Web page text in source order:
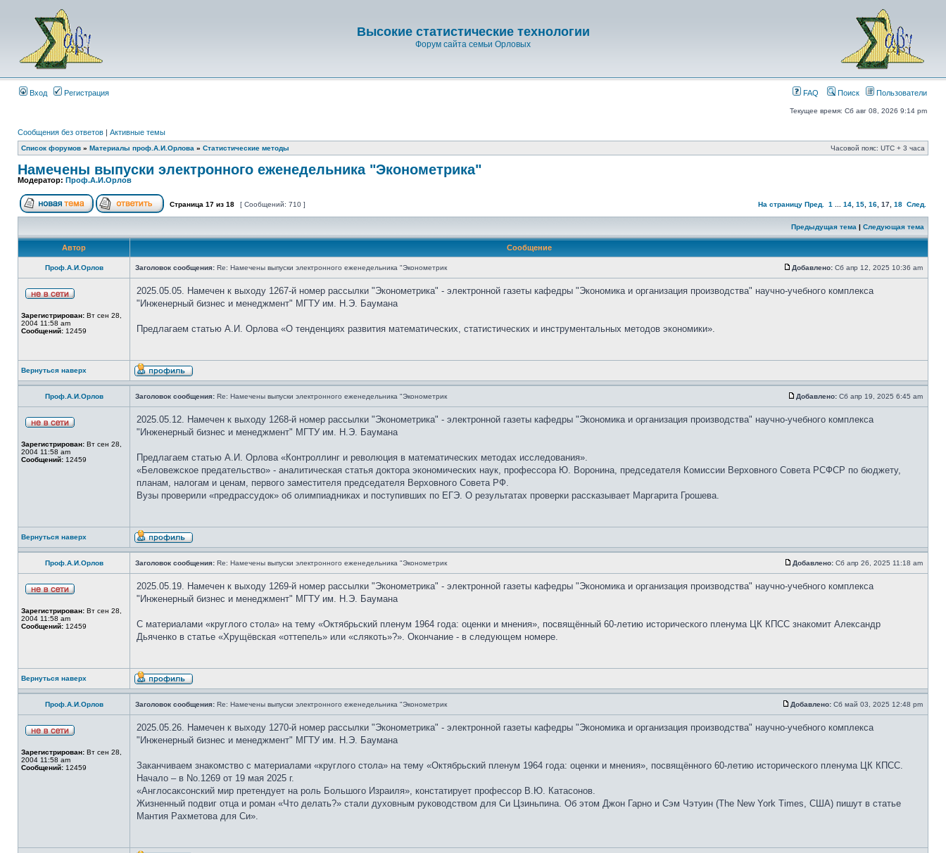
Высокие статистические технологии
Форум сайта семьи Орловых
Вход Регистрация FAQ Поиск Пользователи
Текущее время: Сб авг 08, 2026 9:14 pm
Сообщения без ответов | Активные темы
Список форумов » Материалы проф.А.И.Орлова » Статистические методы Часовой пояс: UTC + 3 часа
Намечены выпуски электронного еженедельника "Эконометрика"
Модератор: Проф.А.И.Орлов
Страница 17 из 18 [ Сообщений: 710 ] На страницу Пред. 1 14 15 16 17 18 След.
Предыдущая тема | Следующая тема
Автор Сообщение
Проф.А.И.Орлов Заголовок сообщения: Re: Намечены выпуски электронного еженедельника "Эконометрик Добавлено: Сб апр 12, 2025 10:36 am
Зарегистрирован: Вт сен 28,
2004 11:58 am
Сообщений: 12459
2025.05.05. Намечен к выходу 1267-й номер рассылки "Эконометрика" - электронной газеты кафедры "Экономика и организация производства" научно-учебного комплекса
"Инженерный бизнес и менеджмент" МГТУ им. Н.Э. Баумана
Предлагаем статью А.И. Орлова «О тенденциях развития математических, статистических и инструментальных методов экономики».
Вернуться наверх
Проф.А.И.Орлов Заголовок сообщения: Re: Намечены выпуски электронного еженедельника "Эконометрик Добавлено: Сб апр 19, 2025 6:45 am
Зарегистрирован: Вт сен 28,
2004 11:58 am
Сообщений: 12459
2025.05.12. Намечен к выходу 1268-й номер рассылки "Эконометрика" - электронной газеты кафедры "Экономика и организация производства" научно-учебного комплекса
"Инженерный бизнес и менеджмент" МГТУ им. Н.Э. Баумана
Предлагаем статью А.И. Орлова «Контроллинг и революция в математических методах исследования».
«Беловежское предательство» - аналитическая статья доктора экономических наук, профессора Ю. Воронина, председателя Комиссии Верховного Совета РСФСР по бюджету,
планам, налогам и ценам, первого заместителя председателя Верховного Совета РФ.
Вузы проверили «предрассудок» об олимпиадниках и поступивших по ЕГЭ. О результатах проверки рассказывает Маргарита Грошева.
Вернуться наверх
Проф.А.И.Орлов Заголовок сообщения: Re: Намечены выпуски электронного еженедельника "Эконометрик Добавлено: Сб апр 26, 2025 11:18 am
Зарегистрирован: Вт сен 28,
2004 11:58 am
Сообщений: 12459
2025.05.19. Намечен к выходу 1269-й номер рассылки "Эконометрика" - электронной газеты кафедры "Экономика и организация производства" научно-учебного комплекса
"Инженерный бизнес и менеджмент" МГТУ им. Н.Э. Баумана
С материалами «круглого стола» на тему «Октябрьский пленум 1964 года: оценки и мнения», посвящённый 60-летию исторического пленума ЦК КПСС знакомит Александр
Дьяченко в статье «Хрущёвская «оттепель» или «слякоть»?». Окончание - в следующем номере.
Вернуться наверх
Проф.А.И.Орлов Заголовок сообщения: Re: Намечены выпуски электронного еженедельника "Эконометрик Добавлено: Сб май 03, 2025 12:48 pm
Зарегистрирован: Вт сен 28,
2004 11:58 am
Сообщений: 12459
2025.05.26. Намечен к выходу 1270-й номер рассылки "Эконометрика" - электронной газеты кафедры "Экономика и организация производства" научно-учебного комплекса
"Инженерный бизнес и менеджмент" МГТУ им. Н.Э. Баумана
Заканчиваем знакомство с материалами «круглого стола» на тему «Октябрьский пленум 1964 года: оценки и мнения», посвящённого 60-летию исторического пленума ЦК КПСС.
Начало – в No.1269 от 19 мая 2025 г.
«Англосаксонский мир претендует на роль Большого Израиля», констатирует профессор В.Ю. Катасонов.
Жизненный подвиг отца и роман «Что делать?» стали духовным руководством для Си Цзиньпина. Об этом Джон Гарно и Сэм Чэтуин (The New York Times, США) пишут в статье
Мантия Рахметова для Си».